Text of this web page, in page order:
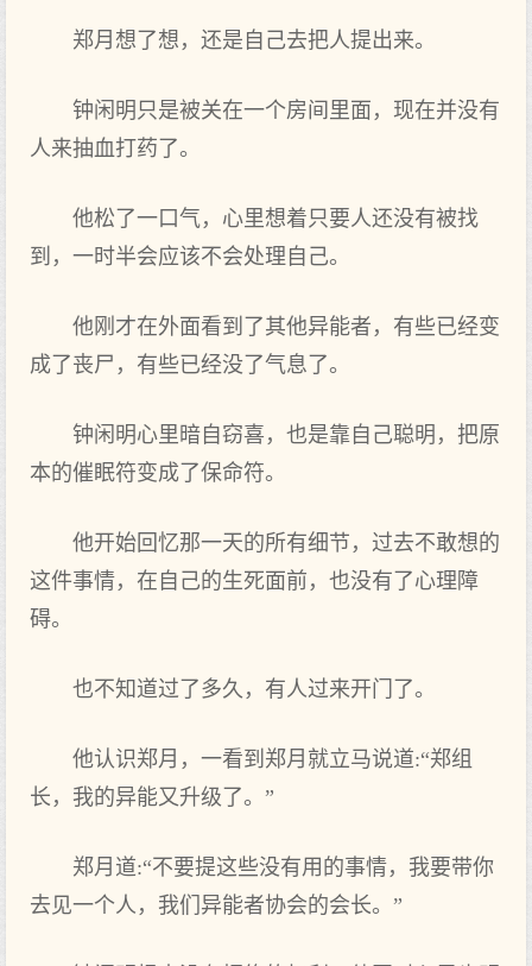
郑月想了想，还是自己去把人提出来。
钟闲明只是被关在一个房间里面，现在并没有
人来抽血打药了。
他松了一口气，心里想着只要人还没有被找
到，一时半会应该不会处理自己。
他刚才在外面看到了其他异能者，有些已经变
成了丧尸，有些已经没了气息了。
钟闲明心里暗自窃喜，也是靠自己聪明，把原
本的催眠符变成了保命符。
他开始回忆那一天的所有细节，过去不敢想的
这件事情，在自己的生死面前，也没有了心理障
碍。
也不知道过了多久，有人过来开门了。
他认识郑月，一看到郑月就立马说道:“郑组
长，我的异能又升级了。”
郑月道:“不要提这些没有用的事情，我要带你
去见一个人，我们异能者协会的会长。”